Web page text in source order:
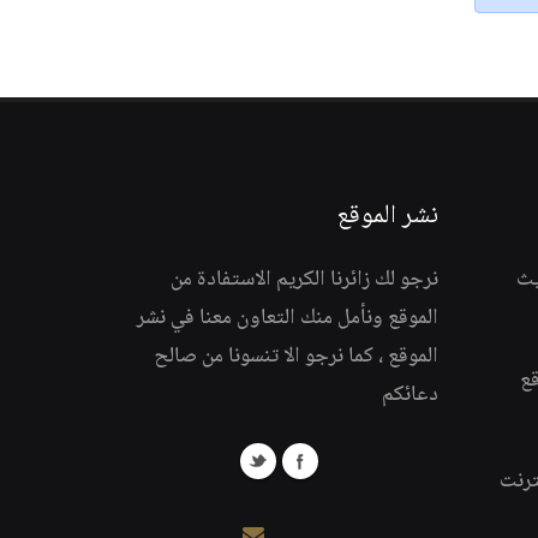
نشر الموقع
نرجو لك زائرنا الكريم الاستفادة من
الموقع ونأمل منك التعاون معنا في نشر
الموقع ، كما نرجو الا تنسونا من صالح
دعائكم